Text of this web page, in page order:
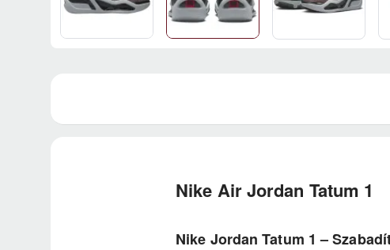
Nike Air Jordan Tatum 1
Nike Jordan Tatum 1 –